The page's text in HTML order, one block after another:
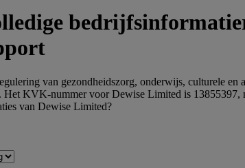
van gezondheidszorg, onderwijs, culturele
KVK-nummer voor Dewise Limited is 13855397,
van Dewise Limited?